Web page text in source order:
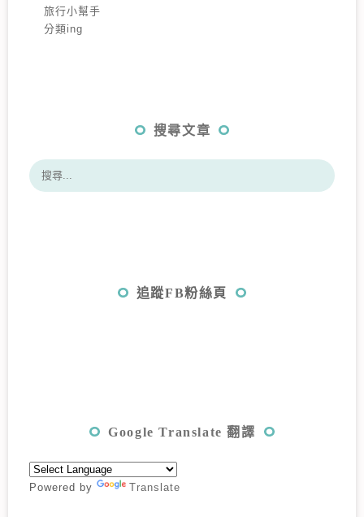
旅行小幫手
分類ing
搜尋文章
追蹤FB粉絲頁
Google Translate 翻譯
Powered by Translate